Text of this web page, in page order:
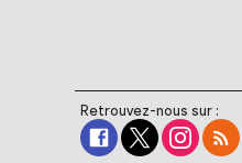
Retrouvez-nous sur :